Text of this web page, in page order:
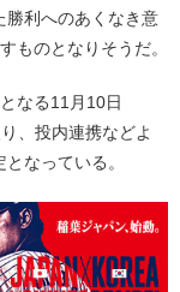
勝利へのあくなき意
ものとなりそうだ。
なる11月10日
、投内連携などよ
なっている。